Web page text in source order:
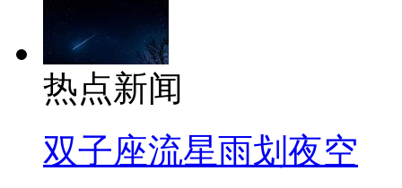
热点新闻
双子座流星雨划夜空